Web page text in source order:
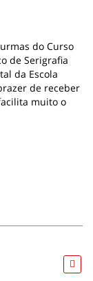
do Curso
de Serigrafia
da Escola
de receber
muito o